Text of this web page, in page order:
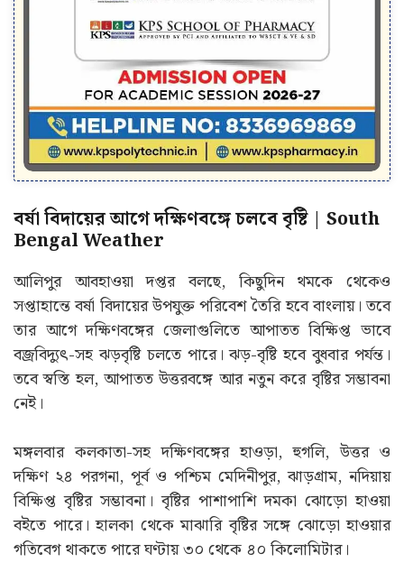
বর্ষা বিদায়ের আগে দক্ষিণবঙ্গে চলবে বৃষ্টি | South
Bengal Weather
আলিপুর আবহাওয়া দপ্তর বলছে, কিছুদিন থমকে থেকেও
সপ্তাহান্তে বর্ষা বিদায়ের উপযুক্ত পরিবেশ তৈরি হবে বাংলায়। তবে
তার আগে দক্ষিণবঙ্গের জেলাগুলিতে আপাতত বিক্ষিপ্ত ভাবে
বজ্রবিদ্যুৎ-সহ ঝড়বৃষ্টি চলতে পারে। ঝড়-বৃষ্টি হবে বুধবার পর্যন্ত।
তবে স্বস্তি হল, আপাতত উত্তরবঙ্গে আর নতুন করে বৃষ্টির সম্ভাবনা
নেই।
মঙ্গলবার কলকাতা-সহ দক্ষিণবঙ্গের হাওড়া, হুগলি, উত্তর ও
দক্ষিণ ২৪ পরগনা, পূর্ব ও পশ্চিম মেদিনীপুর, ঝাড়গ্রাম, নদিয়ায়
বিক্ষিপ্ত বৃষ্টির সম্ভাবনা। বৃষ্টির পাশাপাশি দমকা ঝোড়ো হাওয়া
বইতে পারে। হালকা থেকে মাঝারি বৃষ্টির সঙ্গে ঝোড়ো হাওয়ার
গতিবেগ থাকতে পারে ঘণ্টায় ৩০ থেকে ৪০ কিলোমিটার।